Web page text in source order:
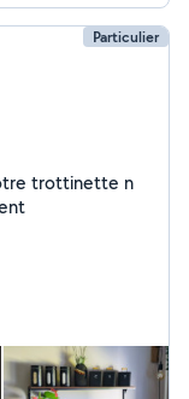
Particulier
trottinette n